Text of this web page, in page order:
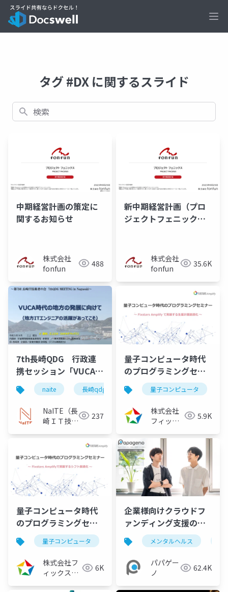
タグ #DX に関するスライド
検索
中期経営計画の策定に
関するお知らせ
株式会社
fonfun
488
新中期経営計画（プロ
ジェクトフェニック
株式会社
fonfun
35.6K
7th長崎QDG 行政連
携セッション「VUCA時
代の地方の発展に向け
て（地方ITエンジニア
の活躍があってこ
そ）」）
naite 長崎qdg
NaITE（長
崎ＩＴ技術
237
量子コンピュータ時代
のプログラミングセミ
ナー ～Fixstars
Amplifyで実装する生
産計画最適化～
（2023/09/07）
量子コンピュータ
株式会社
フィック
5.9K
量子コンピュータ時代
のプログラミングセミ
ナー ～Fixstars
Amplifyで実装するシ
フト最適化～
（2023/08/10）
量子コンピュータ 量子アニーリング イジングマ
株式会社フ
ィックスタ
6K
企業様向けクラウドフ
ァンディング支援のご
提案【パパゲーノ】
メンタルヘルス
パパゲー
ノ
62.4K